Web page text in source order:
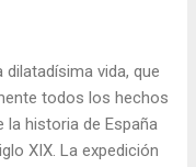
pasajeros y carga
1845 por John
Wilson con la idea
comercio de oro
dilatadísima vida, que
todos los hechos
la historia de España
XIX. La expedición